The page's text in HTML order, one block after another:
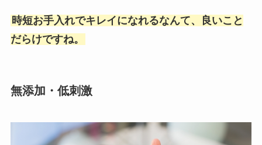
時短お手入れでキレイになれるなんて、良いこと
だらけですね。
無添加・低刺激